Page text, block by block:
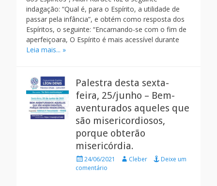
indagação: “Qual é, para o Espírito, a utilidade de
passar pela infância”, e obtém como resposta dos
Espíritos, o seguinte: “Encarnando-se com o fim de
aperfeiçoara, O Espírito é mais acessível durante
Leia mais... »
Palestra desta sexta-
feira, 25/junho – Bem-
aventurados aqueles que
são misericordiosos,
porque obterão
misericórdia.
Posted
on
24/06/2021 AutorCleber
Deixe um
comentário